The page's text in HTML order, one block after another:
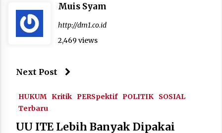
Muis Syam
http://dm1.co.id
2,469 views
Next Post
HUKUM Kritik PERSpektif POLITIK
SOSIAL
Terbaru
UU ITE Lebih Banyak Dipakai